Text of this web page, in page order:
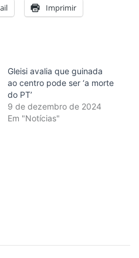
Imprimir
Gleisi avalia que guinada
ao centro pode ser ‘a morte
do PT’
9 de dezembro de 2024
Em "Notícias"